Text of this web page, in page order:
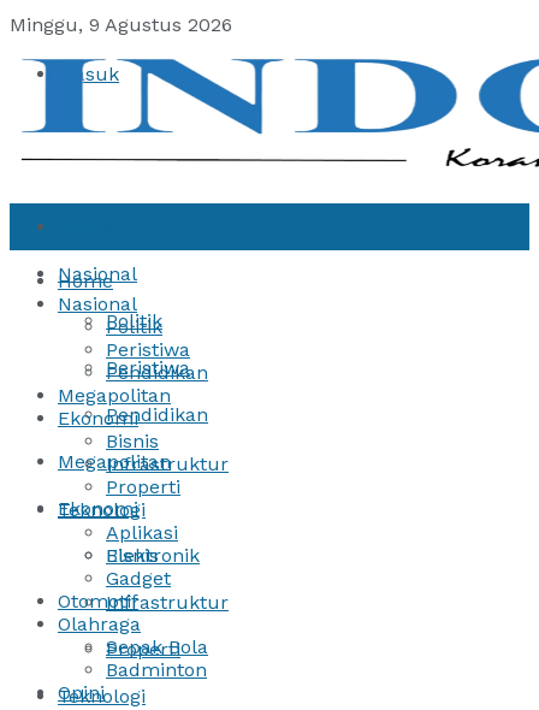
Minggu, 9 Agustus 2026
Masuk
Nasional
Politik
Peristiwa
Pendidikan
Megapolitan
Ekonomi
Bisnis
Infrastruktur
Properti
Teknologi
Home
Nasional
Politik
Peristiwa
Pendidikan
Megapolitan
Ekonomi
Bisnis
Infrastruktur
Properti
Teknologi
Aplikasi
Elektronik
Gadget
Otomotif
Olahraga
Sepak Bola
Badminton
Opini